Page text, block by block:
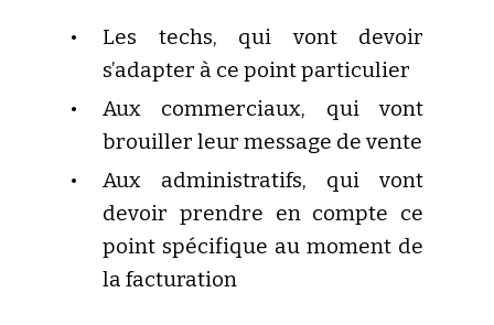
Les techs, qui vont devoir
s’adapter à ce point particulier
Aux commerciaux, qui vont
brouiller leur message de vente
Aux administratifs, qui vont
devoir prendre en compte ce
point spécifique au moment de
la facturation